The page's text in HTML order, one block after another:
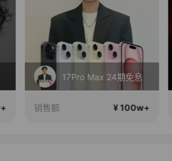
17Pro Max 24期免息
销售额 ¥ 100w+